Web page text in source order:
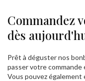
Commandez
dès
Prêt à déguster nos
passer votre
Vous pouvez